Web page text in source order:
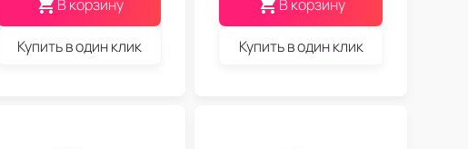
В корзину
Купить в один клик
В корзину
Купить в один клик